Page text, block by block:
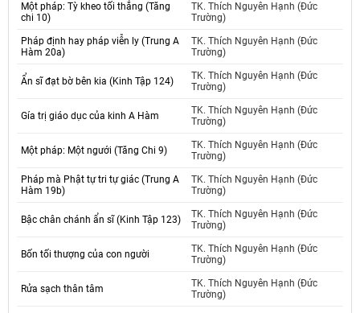
Một pháp: Tỳ kheo tối thắng (Tăng
chi 10)
TK. Thích Nguyên Hạnh (Đức
Trường)
Pháp định hay pháp viễn ly (Trung A
Hàm 20a)
TK. Thích Nguyên Hạnh (Đức
Trường)
Ẩn sĩ đạt bờ bên kia (Kinh Tập 124)
TK. Thích Nguyên Hạnh (Đức
Trường)
Gía trị giáo dục của kinh A Hàm
TK. Thích Nguyên Hạnh (Đức
Trường)
Một pháp: Một ngưới (Tăng Chi 9)
TK. Thích Nguyên Hạnh (Đức
Trường)
Pháp mà Phật tự tri tự giác (Trung A
Hàm 19b)
TK. Thích Nguyên Hạnh (Đức
Trường)
Bậc chân chánh ẩn sĩ (Kinh Tập 123)
TK. Thích Nguyên Hạnh (Đức
Trường)
Bốn tối thượng của con người
TK. Thích Nguyên Hạnh (Đức
Trường)
Rửa sạch thân tâm
TK. Thích Nguyên Hạnh (Đức
Trường)